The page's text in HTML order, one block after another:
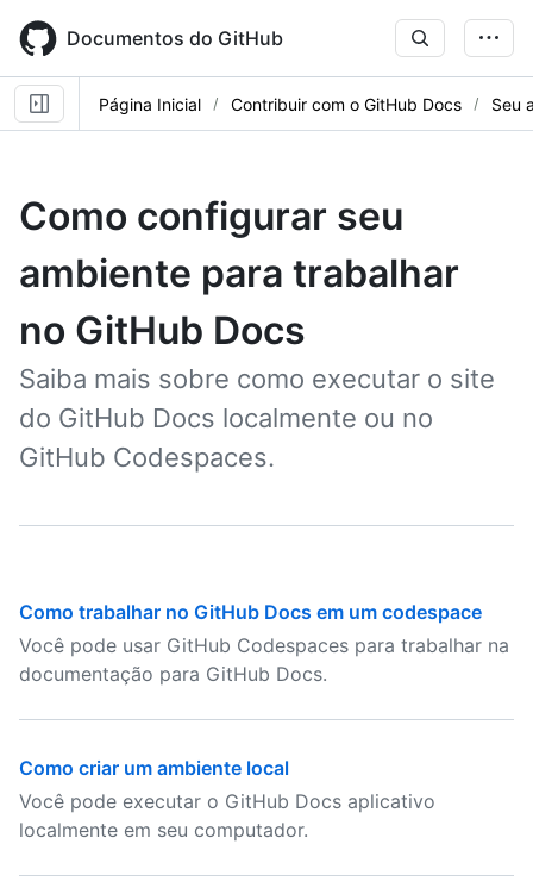
main
content
Documentos do GitHub
Página Inicial Contribuir com o GitHub Docs Seu
Como configurar seu
ambiente para trabalhar
no GitHub Docs
Saiba mais sobre como executar o site
do GitHub Docs localmente ou no
GitHub Codespaces.
Como trabalhar no GitHub Docs em um codespace
Você pode usar GitHub Codespaces para trabalhar na
documentação para GitHub Docs.
Como criar um ambiente local
Você pode executar o GitHub Docs aplicativo
localmente em seu computador.